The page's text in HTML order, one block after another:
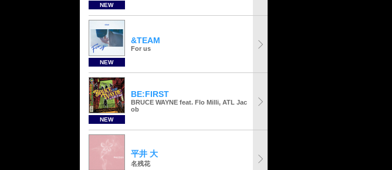
NEW
NEW
&TEAM
For us
NEW
BE:FIRST
BRUCE WAYNE feat. Flo Milli, ATL Jac
ob
平井 大
名残花